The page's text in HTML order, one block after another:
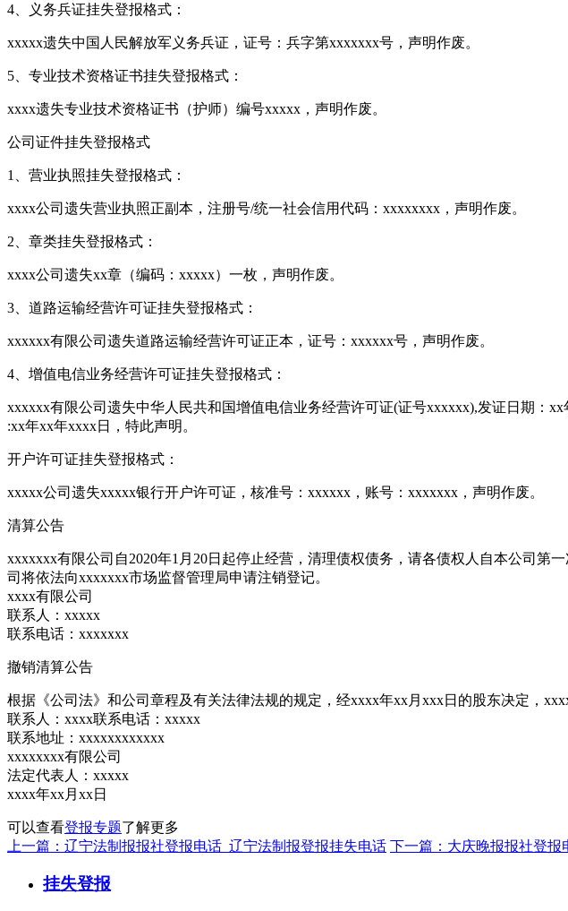
4、义务兵证挂失登报格式：
xxxxx遗失中国人民解放军义务兵证，证号：兵字第xxxxxxx号，声明作废。
5、专业技术资格证书挂失登报格式：
xxxx遗失专业技术资格证书（护师）编号xxxxx，声明作废。
公司证件挂失登报格式
1、营业执照挂失登报格式：
xxxx公司遗失营业执照正副本，注册号/统一社会信用代码：xxxxxxxx，声明作废。
2、章类挂失登报格式：
xxxx公司遗失xx章（编码：xxxxx）一枚，声明作废。
3、道路运输经营许可证挂失登报格式：
xxxxxx有限公司遗失道路运输经营许可证正本，证号：xxxxxx号，声明作废。
4、增值电信业务经营许可证挂失登报格式：
xxxxxx有限公司遗失中华人民共和国增值电信业务经营许可证(证号xxxxxx),发证日期：xx
:xx年xx年xxxx日，特此声明。
开户许可证挂失登报格式：
xxxxx公司遗失xxxxx银行开户许可证，核准号：xxxxxx，账号：xxxxxxx，声明作废。
清算公告
xxxxxxx有限公司自2020年1月20日起停止经营，清理债权债务，请各债权人自本公司
司将依法向xxxxxxx市场监督管理局申请注销登记。
xxxx有限公司
联系人：xxxxx
联系电话：xxxxxxx
撤销清算公告
根据《公司法》和公司章程及有关法律法规的规定，经xxxx年xx月xxx日的股东决定，
联系人：xxxx联系电话：xxxxx
联系地址：xxxxxxxxxxxx
xxxxxxxx有限公司
法定代表人：xxxxx
xxxx年xx月xx日
可以查看登报专题了解更多
上一篇：辽宁法制报报社登报电话_辽宁法制报登报挂失电话 下一篇：大庆晚报报社登报
挂失登报